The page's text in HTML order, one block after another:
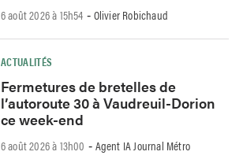
6 août 2026 à 15h54 - Olivier Robichaud
ACTUALITÉS
Fermetures de bretelles de
l’autoroute 30 à Vaudreuil-Dorion
ce week-end
6 août 2026 à 13h00 - Agent IA Journal Métro